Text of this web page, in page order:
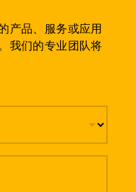
产品、服务或应用
我们的专业团队将